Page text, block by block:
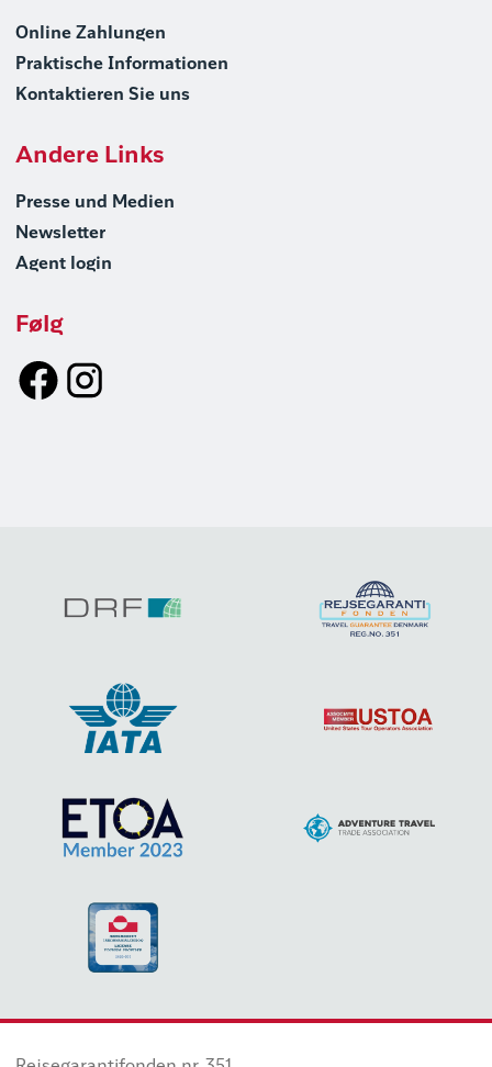
Online Zahlungen
Praktische Informationen
Kontaktieren Sie uns
Andere Links
Presse und Medien
Newsletter
Agent login
Følg